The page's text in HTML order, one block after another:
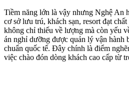
Tiềm năng lớn là vậy nhưng Nghệ An
cơ sở lưu trú, khách sạn, resort đạt
không chỉ thiếu về lượng mà còn yếu
án nghỉ dưỡng được quản lý vận hành
chuẩn quốc tế. Đây chính là điểm
việc chào đón dòng khách cao cấp từ